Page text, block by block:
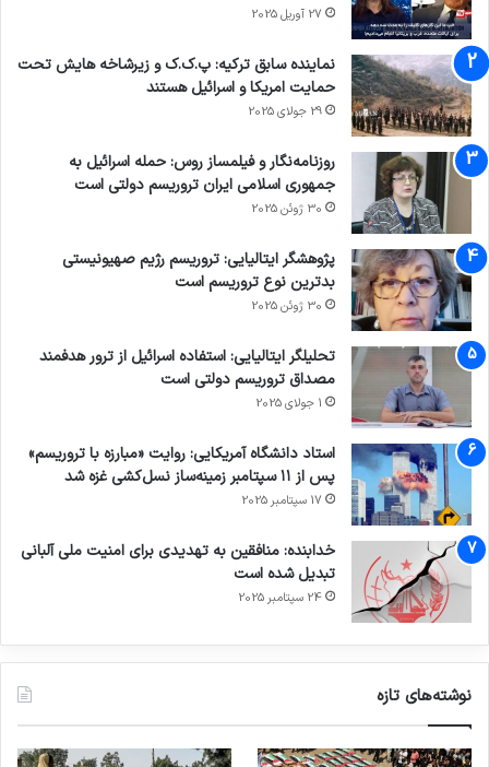
هشام یزه نیز در مقدمه این کتاب می نویسد،
خواندن این کتاب برای هر کسی که می خواهد درکی
از زندگی یک مسلمان در بریتانیای قرن بیست و یکم
داشته باشد، ضروری است.
اسلام هراسی
بازداشت
بریتانیا تروریسم
کپی لینک
27 آوریل 2025
نماینده سابق ترکیه: پ.ک.ک و زیرشاخه هایش تحت
حمایت امریکا و اسرائیل هستند
29 جولای 2025
روزنامه‌نگار و فیلمساز روس: حمله اسرائیل به
جمهوری اسلامی ایران تروریسم دولتی است
30 ژوئن 2025
پژوهشگر ایتالیایی: تروریسم رژیم صهیونیستی
بدترین نوع تروریسم است
30 ژوئن 2025
تحلیلگر ایتالیایی: استفاده اسرائیل از ترور هدفمند
مصداق تروریسم دولتی است
1 جولای 2025
استاد دانشگاه آمریکایی: روایت «مبارزه با تروریسم»
پس از ۱۱ سپتامبر زمینه‌ساز نسل‌کشی غزه شد
17 سپتامبر 2025
خدابنده: منافقین به تهدیدی برای امنیت ملی آلبانی
تبدیل شده است
24 سپتامبر 2025
نوشته‌های تازه